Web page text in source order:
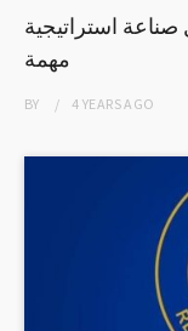
استراتيجية
مهمة
BY 4 YEARSAGO